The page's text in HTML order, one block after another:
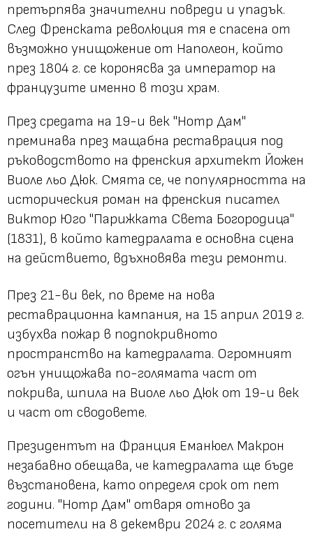
претърпява значителни повреди и упадък.
След Френската революция тя е спасена от
възможно унищожение от Наполеон, който
през 1804 г. се коронясва за император на
французите именно в този храм.
През средата на 19-и век "Нотр Дам"
преминава през мащабна реставрация под
ръководството на френския архитект Йожен
Виоле льо Дюк. Смята се, че популярността на
историческия роман на френския писател
Виктор Юго "Парижката Света Богородица"
(1831), в който катедралата е основна сцена
на действието, вдъхновява тези ремонти.
През 21-ви век, по време на нова
реставрационна кампания, на 15 април 2019 г.
избухва пожар в подпокривното
пространство на катедралата. Огромният
огън унищожава по-голямата част от
покрива, шпила на Виоле льо Дюк от 19-и век
и част от сводовете.
Президентът на Франция Еманюел Макрон
незабавно обещава, че катедралата ще бъде
възстановена, като определя срок от пет
години. "Нотр Дам" отваря отново за
посетители на 8 декември 2024 г. с голяма